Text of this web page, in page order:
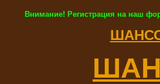
Внимание! Регистрация на наш